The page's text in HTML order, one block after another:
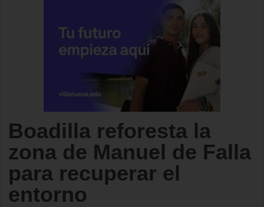
Boadilla reforesta la
zona de Manuel de Falla
para recuperar el
entorno